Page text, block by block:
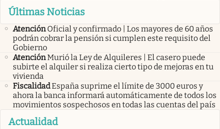
Últimas Noticias
Atención Oficial y confirmado | Los mayores de 60 años
podrán cobrar la pensión si cumplen este requisito del
Gobierno
AtenciónMurió la Ley de Alquileres | El casero puede
subirte el alquiler si realiza cierto tipo de mejoras en tu
vivienda
FiscalidadEspaña suprime el límite de 3000 euros y
ahora la banca informará automáticamente de todos los
movimientos sospechosos en todas las cuentas del país
Actualidad